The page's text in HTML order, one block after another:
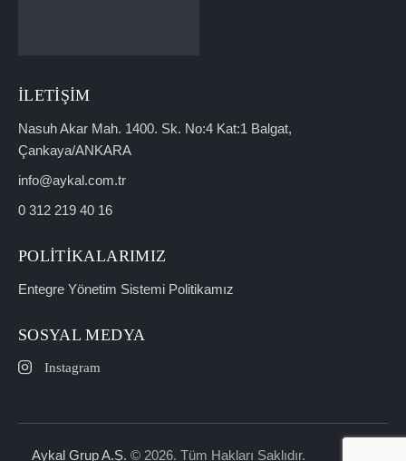
İLETIŞIM
Nasuh Akar Mah. 1400. Sk. No:4 Kat:1 Balgat,
Çankaya/ANKARA
info@aykal.com.tr
0 312 219 40 16
POLITIKALARIMIZ
Entegre Yönetim Sistemi Politikamız
SOSYAL MEDYA
Instagram
Aykal Grup A.Ş. © 2026. Tüm Hakları Saklıdır.